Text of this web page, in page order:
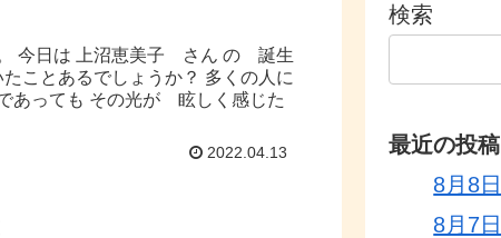
今日は 上沼恵美子 さん の 誕生
ことあるでしょうか？ 多くの人に
あっても その光が 眩しく感じた
2022.04.13
検索
最近の投稿
8月8日
8月7日